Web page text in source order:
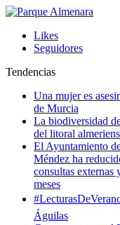
Likes
Seguidores
Tendencias
Una mujer es
de Murcia
La biodiversidad
del litoral
El Ayuntamiento
Méndez ha
consultas externas
meses
Águilas